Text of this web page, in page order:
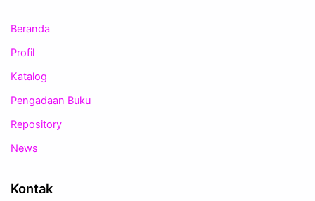
Beranda
Profil
Katalog
Pengadaan Buku
Repository
News
Kontak